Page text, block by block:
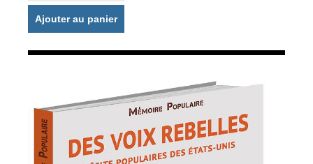
Ajouter au panier